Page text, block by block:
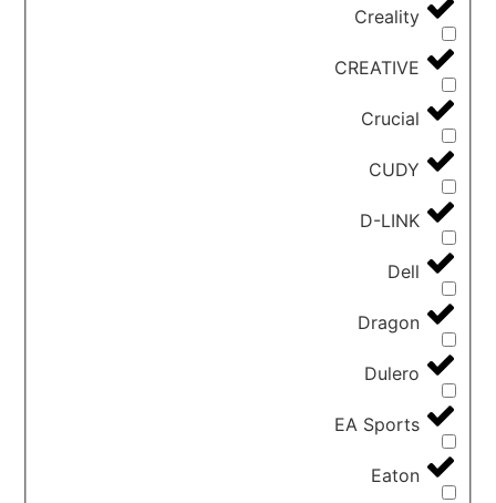
Creality
CREATIVE
Crucial
CUDY
D-LINK
Dell
Dragon
Dulero
EA Sports
Eaton